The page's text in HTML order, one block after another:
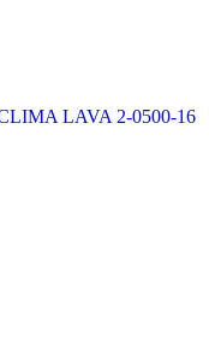
LAVA 2-0500-16